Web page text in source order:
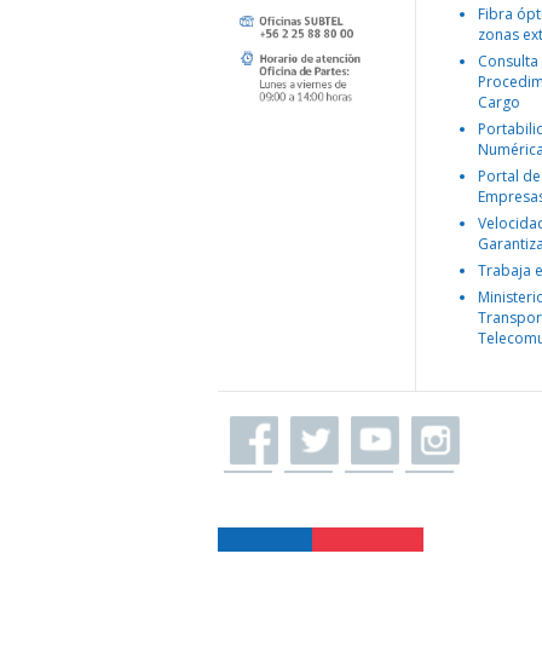
Fibra
zonas
Consulta
Cargo
Portal
Trabaja